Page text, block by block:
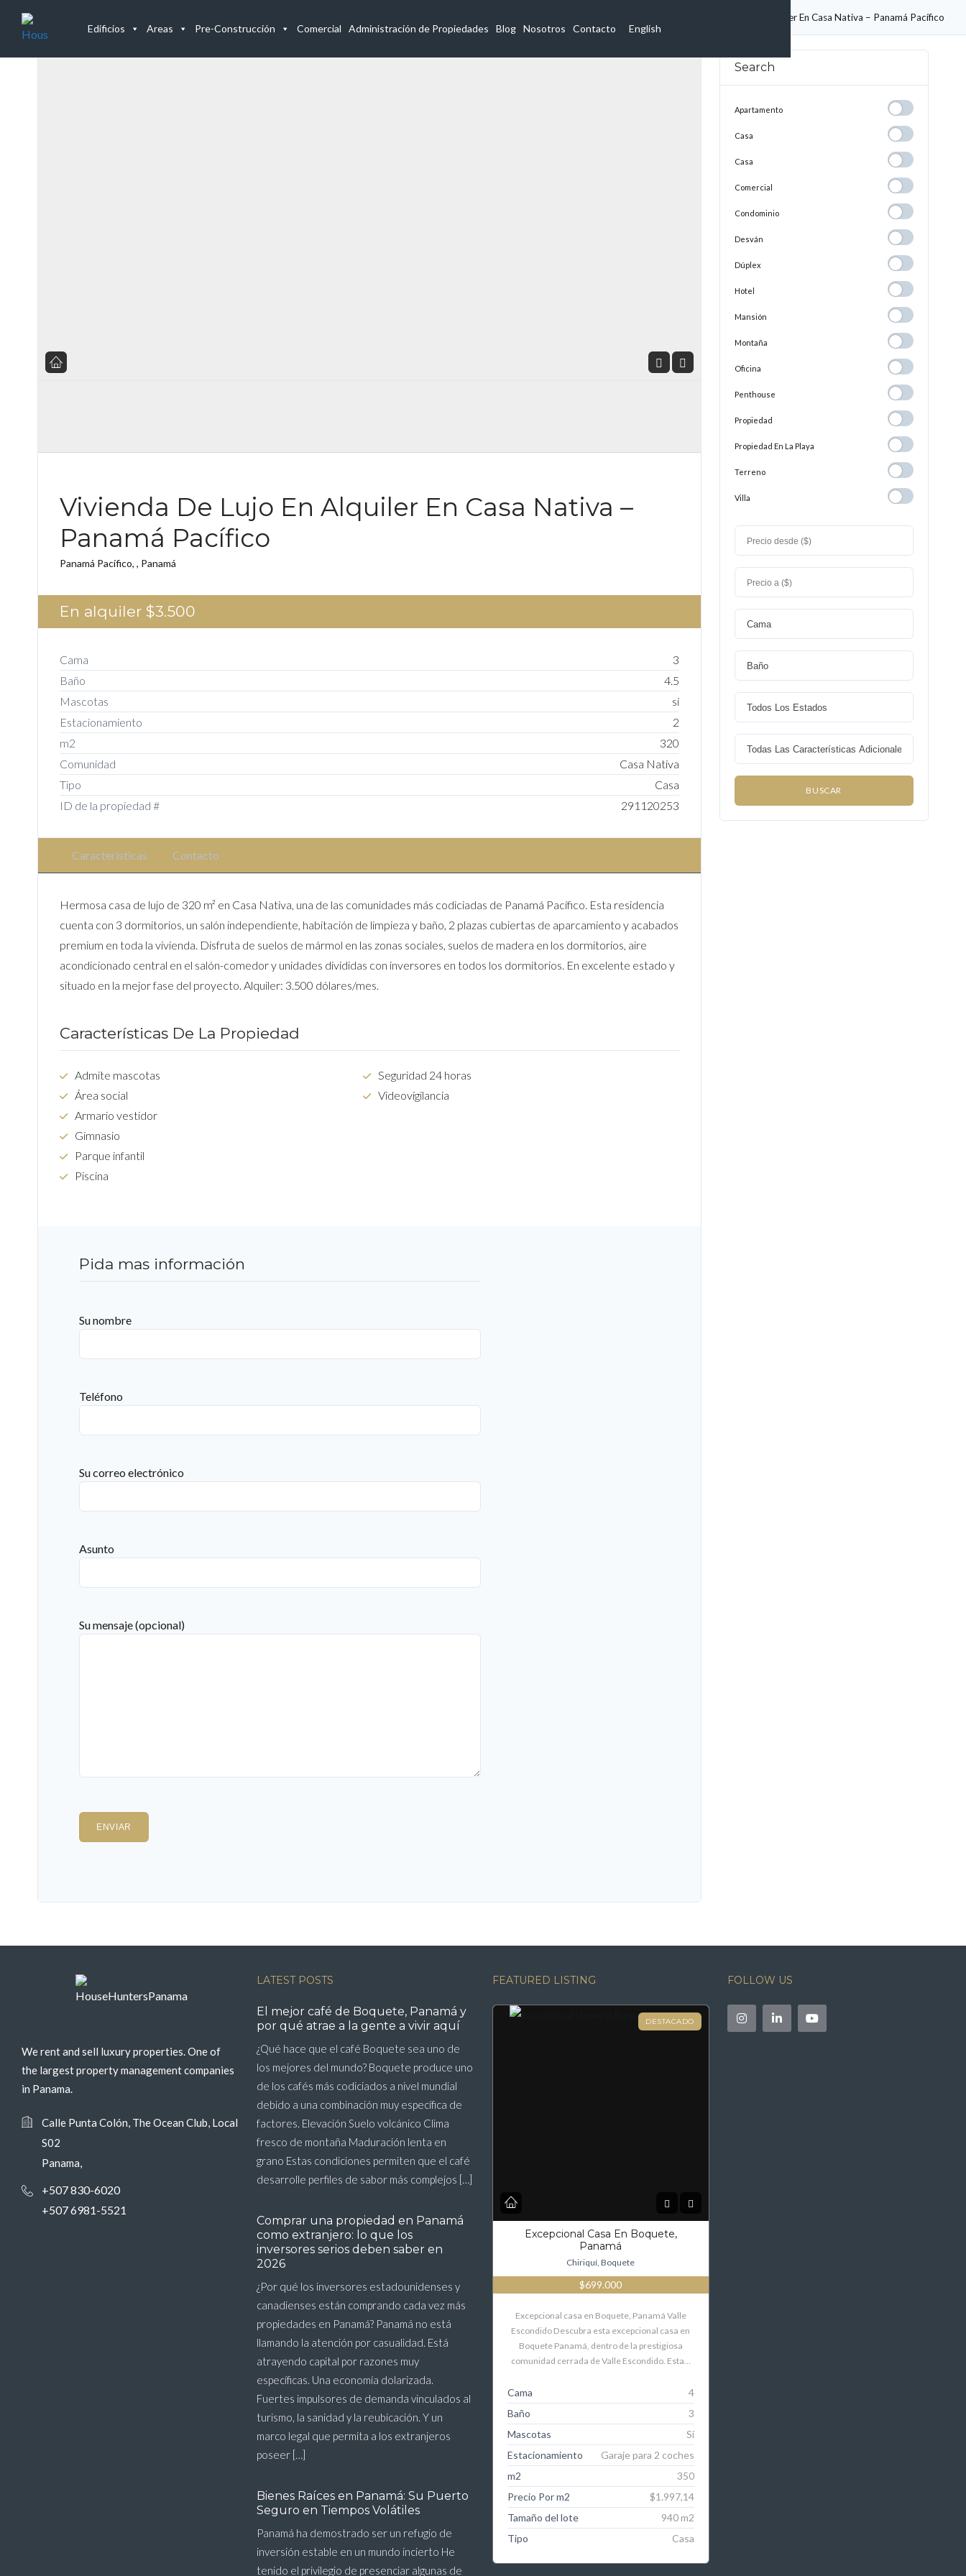
Edificios Areas Pre-Construcción Comercial Administración de Propiedades Blog Nosotros Contacto English
Listado de Propiedades Vivienda De Lujo En Alquiler En Casa Nativa – Panamá Pacífico
Vivienda De Lujo En Alquiler En Casa Nativa –
Panamá Pacífico
Panamá Pacífico, , Panamá
En alquiler $3.500
Cama
3
Baño
4.5
Mascotas
sí
Estacionamiento
2
m2
320
Comunidad
Casa Nativa
Tipo
Casa
ID de la propiedad #
291120253
Caracteristicas Contacto
Hermosa casa de lujo de 320 m² en Casa Nativa, una de las comunidades más codiciadas de Panamá Pacífico. Esta residencia
cuenta con 3 dormitorios, un salón independiente, habitación de limpieza y baño, 2 plazas cubiertas de aparcamiento y acabados
premium en toda la vivienda. Disfruta de suelos de mármol en las zonas sociales, suelos de madera en los dormitorios, aire
acondicionado central en el salón-comedor y unidades divididas con inversores en todos los dormitorios. En excelente estado y
situado en la mejor fase del proyecto. Alquiler: 3.500 dólares/mes.
Características De La Propiedad
Admite mascotas
Área social
Armario vestidor
Gimnasio
Parque infantil
Piscina
Seguridad 24 horas
Videovigilancia
Pida mas información
Su nombre
Teléfono
Su correo electrónico
Asunto
Su mensaje (opcional)
Search
Apartamento Apartamento
Casa
Casa
Comercial Comercial
Condominio Condominio
Desván
Dúplex
Hotel
Mansión
Montaña Montaña
Oficina
Penthouse Penthouse
Propiedad Propiedad
Propiedad En La Playa
Propiedad En
La
Playa
Terreno
Villa
We rent and sell luxury properties. One of
the largest property management companies
in Panama.
Calle Punta Colón, The Ocean Club, Local
S02
Panama,
+507 830-6020
+507 6981-5521
LATEST POSTS
El mejor café de Boquete, Panamá y
por qué atrae a la gente a vivir aquí
¿Qué hace que el café Boquete sea uno de
los mejores del mundo? Boquete produce uno
de los cafés más codiciados a nivel mundial
debido a una combinación muy específica de
factores. Elevación Suelo volcánico Clima
fresco de montaña Maduración lenta en
grano Estas condiciones permiten que el café
desarrolle perfiles de sabor más complejos […]
Comprar una propiedad en Panamá
como extranjero: lo que los
inversores serios deben saber en
2026
¿Por qué los inversores estadounidenses y
canadienses están comprando cada vez más
propiedades en Panamá? Panamá no está
llamando la atención por casualidad. Está
atrayendo capital por razones muy
específicas. Una economía dolarizada.
Fuertes impulsores de demanda vinculados al
turismo, la sanidad y la reubicación. Y un
marco legal que permita a los extranjeros
poseer […]
Bienes Raíces en Panamá: Su Puerto
Seguro en Tiempos Volátiles
Panamá ha demostrado ser un refugio de
inversión estable en un mundo incierto He
tenido el privilegio de presenciar algunas de
FEATURED LISTING
DESTACADO
Excepcional Casa En Boquete,
Panamá
Chiriquí, Boquete
$699.000
Excepcional casa en Boquete, Panamá Valle
Escondido Descubra esta excepcional casa en
Boquete Panamá, dentro de la prestigiosa
comunidad cerrada de Valle Escondido. Esta…
Cama
4
Baño
3
Mascotas
Sí
Estacionamiento
Garaje para 2 coches
m2
350
Precio Por m2
$1.997,14
Tamaño del lote
940 m2
Tipo
Casa
FOLLOW US